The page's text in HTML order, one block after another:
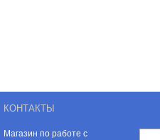
КОНТАКТЫ
Магазин по работе с